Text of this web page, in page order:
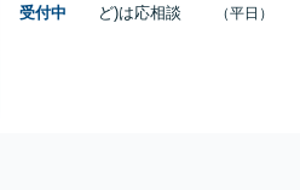
受付中 ど)は応相談 （平日）